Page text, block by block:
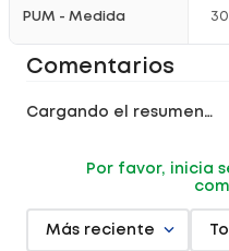
PUM - Medida 30
Comentarios
Cargando el resumen…
Por favor, inicia
Más reciente